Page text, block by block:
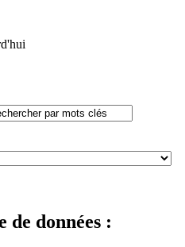
de données :